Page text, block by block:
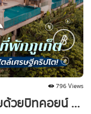
796 Views
5 ที่พักภูเก็ตสุด luxury จ่ายด้วยบิทคอยน์ ท่องเที่ยวสไตล์เศรษฐีคริปโต!